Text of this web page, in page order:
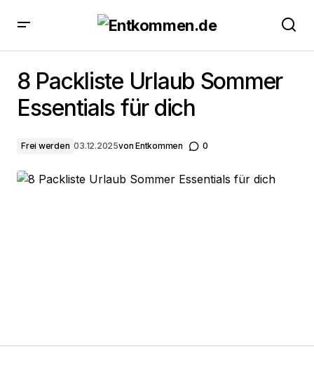
8 Packliste Urlaub Sommer
Essentials für dich
Frei werden 03.12.2025von Entkommen 0